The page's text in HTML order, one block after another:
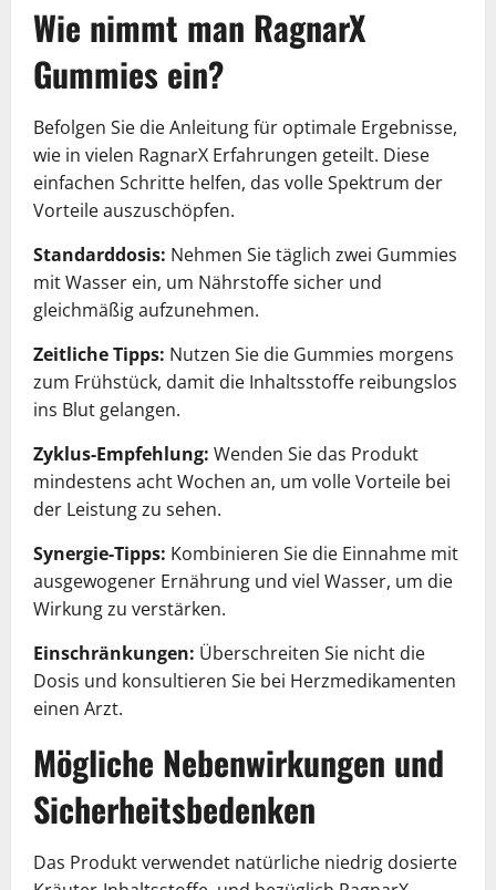
Wie nimmt man RagnarX
Gummies ein?
Befolgen Sie die Anleitung für optimale Ergebnisse,
wie in vielen RagnarX Erfahrungen geteilt. Diese
einfachen Schritte helfen, das volle Spektrum der
Vorteile auszuschöpfen.
Standarddosis: Nehmen Sie täglich zwei Gummies
mit Wasser ein, um Nährstoffe sicher und
gleichmäßig aufzunehmen.
Zeitliche Tipps: Nutzen Sie die Gummies morgens
zum Frühstück, damit die Inhaltsstoffe reibungslos
ins Blut gelangen.
Zyklus-Empfehlung: Wenden Sie das Produkt
mindestens acht Wochen an, um volle Vorteile bei
der Leistung zu sehen.
Synergie-Tipps: Kombinieren Sie die Einnahme mit
ausgewogener Ernährung und viel Wasser, um die
Wirkung zu verstärken.
Einschränkungen: Überschreiten Sie nicht die
Dosis und konsultieren Sie bei Herzmedikamenten
einen Arzt.
Mögliche Nebenwirkungen und
Sicherheitsbedenken
Das Produkt verwendet natürliche niedrig dosierte